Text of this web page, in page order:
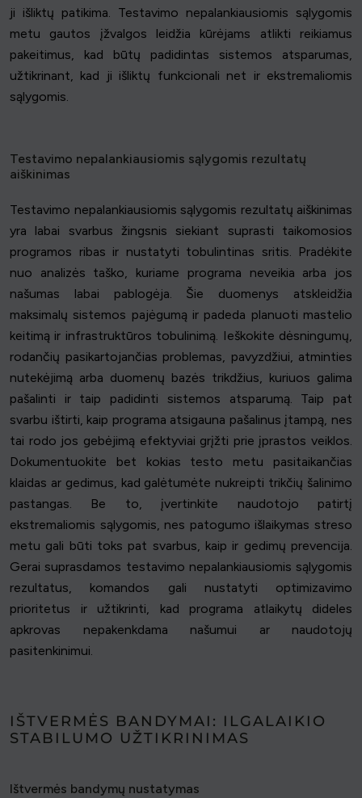
ji išliktų patikima. Testavimo nepalankiausiomis sąlygomis
metu gautos įžvalgos leidžia kūrėjams atlikti reikiamus
pakeitimus, kad būtų padidintas sistemos atsparumas,
užtikrinant, kad ji išliktų funkcionali net ir ekstremaliomis
sąlygomis.
Testavimo nepalankiausiomis sąlygomis rezultatų
aiškinimas
Testavimo nepalankiausiomis sąlygomis rezultatų aiškinimas
yra labai svarbus žingsnis siekiant suprasti taikomosios
programos ribas ir nustatyti tobulintinas sritis. Pradėkite
nuo analizės taško, kuriame programa neveikia arba jos
našumas labai pablogėja. Šie duomenys atskleidžia
maksimalų sistemos pajėgumą ir padeda planuoti mastelio
keitimą ir infrastruktūros tobulinimą. Ieškokite dėsningumų,
rodančių pasikartojančias problemas, pavyzdžiui, atminties
nutekėjimą arba duomenų bazės trikdžius, kuriuos galima
pašalinti ir taip padidinti sistemos atsparumą. Taip pat
svarbu ištirti, kaip programa atsigauna pašalinus įtampą, nes
tai rodo jos gebėjimą efektyviai grįžti prie įprastos veiklos.
Dokumentuokite bet kokias testo metu pasitaikančias
klaidas ar gedimus, kad galėtumėte nukreipti trikčių šalinimo
pastangas. Be to, įvertinkite naudotojo patirtį
ekstremaliomis sąlygomis, nes patogumo išlaikymas streso
metu gali būti toks pat svarbus, kaip ir gedimų prevencija.
Gerai suprasdamos testavimo nepalankiausiomis sąlygomis
rezultatus, komandos gali nustatyti optimizavimo
prioritetus ir užtikrinti, kad programa atlaikytų dideles
apkrovas nepakenkdama našumui ar naudotojų
pasitenkinimui.
IŠTVERMĖS BANDYMAI: ILGALAIKIO
STABILUMO UŽTIKRINIMAS
Ištvermės bandymų nustatymas